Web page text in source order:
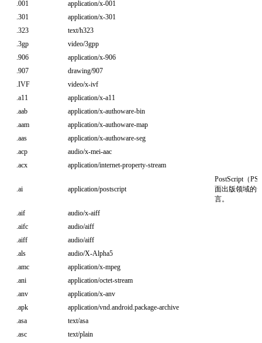
.001
application/x-001
.301
application/x-301
.323
text/h323
.3gp
video/3gpp
.906
application/x-906
.907
drawing/907
.IVF
video/x-ivf
.a11
application/x-a11
.aab
application/x-authoware-bin
.aam
application/x-authoware-map
.aas
application/x-authoware-seg
.acp
audio/x-mei-aac
.acx
application/internet-property-stream
.ai application/postscript
PostScript（
面出版领域的
言。
.aif
audio/x-aiff
.aifc
audio/aiff
.aiff
audio/aiff
.als
audio/X-Alpha5
.amc
application/x-mpeg
.ani
application/octet-stream
.anv
application/x-anv
.apk
application/vnd.android.package-archive
.asa
text/asa
.asc
text/plain